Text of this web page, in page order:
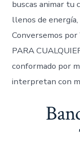
buscas animar tu
llenos de energía,
Conversemos
PARA
conformado por
interpretan con